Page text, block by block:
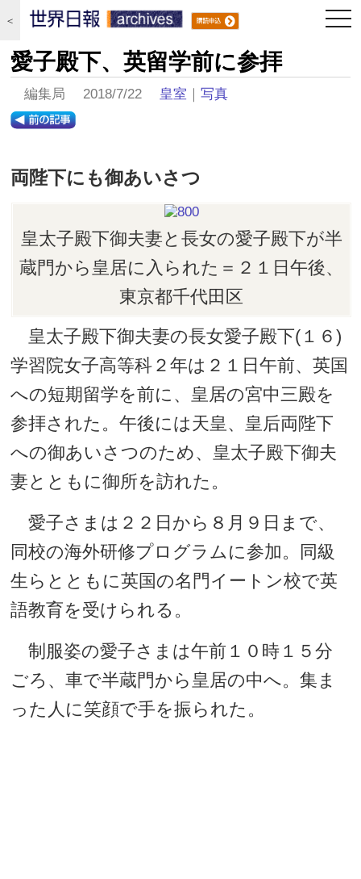
＜
愛子殿下、英留学前に参拝
編集局 2018/7/22 皇室 ｜写真
両陛下にも御あいさつ
皇太子殿下御夫妻と長女の愛子殿下が半
蔵門から皇居に入られた＝２１日午後、
東京都千代田区
皇太子殿下御夫妻の長女愛子殿下(１６)
学習院女子高等科２年は２１日午前、英国
への短期留学を前に、皇居の宮中三殿を
参拝された。午後には天皇、皇后両陛下
への御あいさつのため、皇太子殿下御夫
妻とともに御所を訪れた。
愛子さまは２２日から８月９日まで、
同校の海外研修プログラムに参加。同級
生らとともに英国の名門イートン校で英
語教育を受けられる。
制服姿の愛子さまは午前１０時１５分
ごろ、車で半蔵門から皇居の中へ。集ま
った人に笑顔で手を振られた。